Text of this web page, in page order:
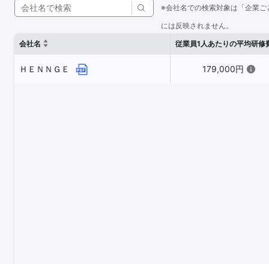
※会社名での検索対象は「企業
には反映されません。
会社名
従業員1人あたりの平均研修
ＨＥＮＮＧＥ 179,000円